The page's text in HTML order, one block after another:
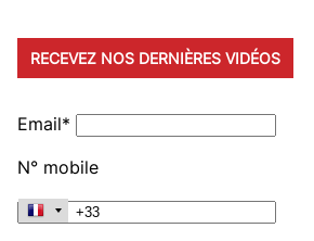
RECEVEZ NOS DERNIÈRES VIDÉOS
Email*
N° mobile